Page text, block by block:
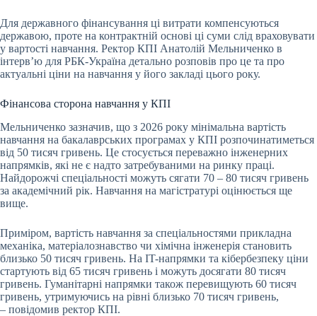
Для державного фінансування ці витрати компенсуються
державою, проте на контрактній основі ці суми слід враховувати
у вартості навчання. Ректор КПІ Анатолій Мельниченко в
інтерв’ю для РБК-Україна детально розповів про це та про
актуальні ціни на навчання у його закладі цього року.
Фінансова сторона навчання у КПІ
Мельниченко зазначив, що з 2026 року мінімальна вартість
навчання на бакалаврських програмах у КПІ розпочинатиметься
від 50 тисяч гривень. Це стосується переважно інженерних
напрямків, які не є надто затребуваними на ринку праці.
Найдорожчі спеціальності можуть сягати 70 – 80 тисяч гривень
за академічний рік. Навчання на магістратурі оцінюється ще
вище.
Приміром, вартість навчання за спеціальностями прикладна
механіка, матеріалознавство чи хімічна інженерія становить
близько 50 тисяч гривень. На IT-напрямки та кібербезпеку ціни
стартують від 65 тисяч гривень і можуть досягати 80 тисяч
гривень. Гуманітарні напрямки також перевищують 60 тисяч
гривень, утримуючись на рівні близько 70 тисяч гривень,
– повідомив ректор КПІ.